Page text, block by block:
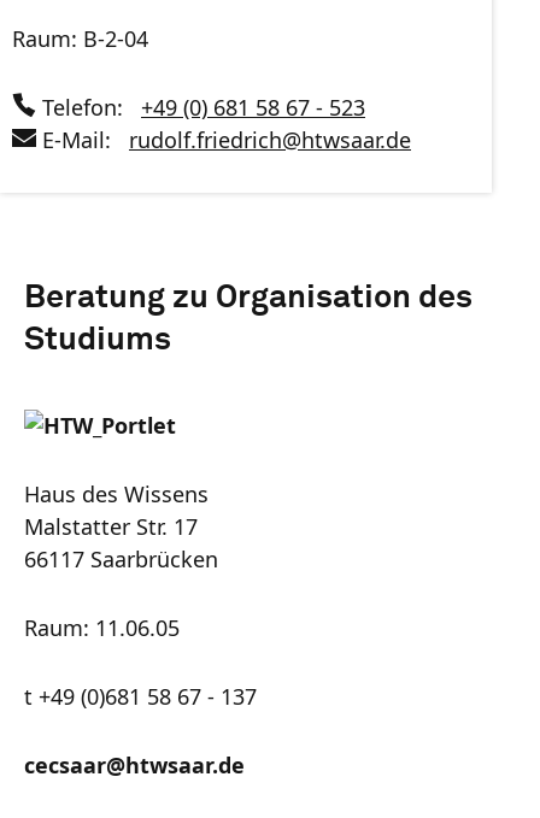
Raum: B-2-04
Telefon:
+49 (0) 681 58 67 - 523
E-Mail:
rudolf.friedrich@htwsaar.de
Beratung zu Organisation des
Studiums
Haus des Wissens
Malstatter Str. 17
66117 Saarbrücken
Raum: 11.06.05
t +49 (0)681 58 67 - 137
cecsaar@htwsaar.de